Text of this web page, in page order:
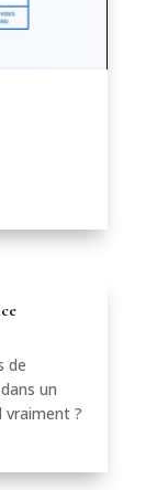
de
un
vraiment ?